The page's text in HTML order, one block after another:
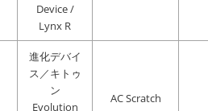
Device /
Lynx R
進化デバイ
ス／キトゥ
ン
Evolution
AC Scratch